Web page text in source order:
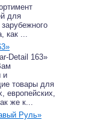
для
как ...
Detail 163»
и
товары для
европейских,
же к...
Руль»